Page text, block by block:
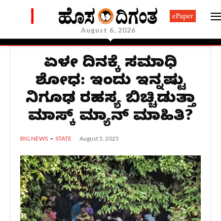
August 6, 2026
ePaper
ಏಳನೇ ದಿನಕ್ಕೆ ಸಮಾಧಿ
ಶೋಧ: ಇಂದು ಇನ್ನಷ್ಟು
ನಿಗೂಢ ರಹಸ್ಯ ಬಿಚ್ಚಿಡುತ್ತಾ
ಮಾಸ್ಕ್ ಮ್ಯಾನ್ ಮಾಹಿತಿ?
BIG NEWS STATE August 5, 2025